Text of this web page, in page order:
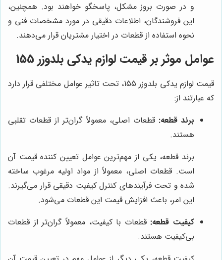
و در صورت بروز مشکل، پاسخگو خواهند بود. همچنین،
این فروشندگان، اطلاعات دقیقی در مورد مشخصات فنی و
نحوه استفاده از قطعات در اختیار مشتریان قرار می‌دهند.
عوامل موثر بر قیمت لوازم یدکی بلدوزر 155
قیمت لوازم یدکی بلدوزر 155، تحت تاثیر عوامل مختلفی قرار دارد
که عبارتند از:
برند قطعه: قطعات اصلی، معمولاً گران‌تر از قطعات تقلبی
هستند.
برند قطعه، یکی از مهم‌ترین عوامل تعیین کننده قیمت آن
است. قطعات اصلی، معمولاً از مواد اولیه مرغوب ساخته
شده و تحت فرآیندهای کنترل کیفیت دقیقی قرار می‌گیرند.
این امر، باعث افزایش قیمت این قطعات می‌شود.
کیفیت قطعه: قطعات با کیفیت، معمولاً گران‌تر از قطعات
بی‌کیفیت هستند.